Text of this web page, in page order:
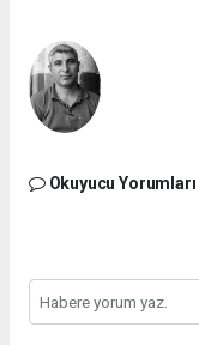
Okuyucu Yorumları